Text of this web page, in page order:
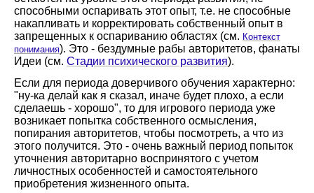
способными оспаривать этот опыт, т.е. не способные
накапливать и корректировать собственный опыт в
запрещенных к оспариванию областях (см. Контекст
понимания). Это - бездумные рабы авторитетов, фанаты
Идеи (см. Стадии психического развития).
Если для периода доверчивого обучения характерно:
"ну-ка делай как я сказал, иначе будет плохо, а если
сделаешь - хорошо", то для игрового периода уже
возникает попытка собственного осмысления,
попирания авторитетов, чтобы посмотреть, а что из
этого получится. Это - очень важный период попыток
уточнения авторитарно воспринятого с учетом
личностных особенностей и самостоятельного
приобретения жизненного опыта.